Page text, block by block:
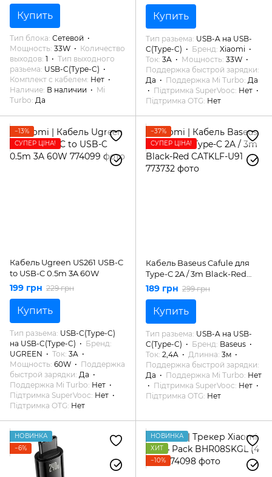
Купить
Тип блока Сетевой
Мощность 33W
Количество
выходов 1
Тип выходного
разьема USB-C(Type-C)
Комплект с кабелем Нет
Наличие В наличии
Mi
Turbo Да
Купить
Тип разьема USB-A на USB-
C(Type-C)
Бренд Xiaomi
Ток 3A Мощность 33W
Поддержка быстрой зарядки
Да
Поддержка Mi Turbo Да
Підтримка SuperVooc Нет
Підтримка OTG Нет
−13%
СУПЕР ЦІНА!
Кабель Ugreen US261 USB-C
to USB-C 0.5m 3A 60W
199 грн 229 грн
Купить
Тип разьема USB-C(Type-C)
на USB-C(Type-C)
Бренд
UGREEN
Ток 3A
Мощность 60W
Поддержка
быстрой зарядки Да
Поддержка Mi Turbo Нет
Підтримка SuperVooc Нет
Підтримка OTG Нет
−37%
СУПЕР ЦІНА!
Кабель Baseus Cafule для
Type-C 2A / 3m Black-Red
CATKLF-U91
189 грн 299 грн
Купить
Тип разьема USB-A на USB-
C(Type-C)
Бренд Baseus
Ток 2,4A Длинна 3м
Поддержка быстрой зарядки
Да
Поддержка Mi Turbo Нет
Підтримка SuperVooc Нет
Підтримка OTG Нет
НОВИНКА
−6%
НОВИНКА
ХИТ
−10%